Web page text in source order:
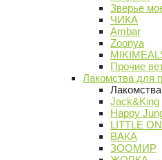
Зверье
ЧИКА
Ambar
Zoonya
Прочие
Лакомства для
Jack&King
Happy
LITTLE
ВАКА
ЗООМИР